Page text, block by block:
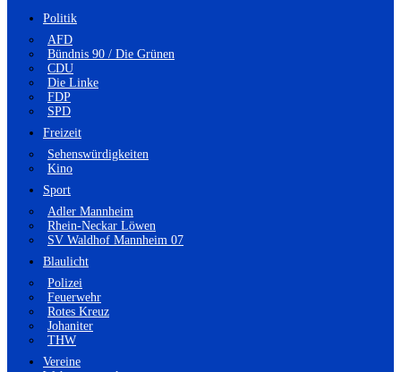
Politik
AFD
Bündnis 90 / Die Grünen
CDU
Die Linke
FDP
SPD
Freizeit
Sehenswürdigkeiten
Kino
Sport
Adler Mannheim
Rhein-Neckar Löwen
SV Waldhof Mannheim 07
Blaulicht
Polizei
Feuerwehr
Rotes Kreuz
Johaniter
THW
Vereine